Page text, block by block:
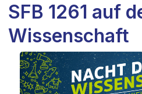
SFB 1261 auf
Wissenschaft